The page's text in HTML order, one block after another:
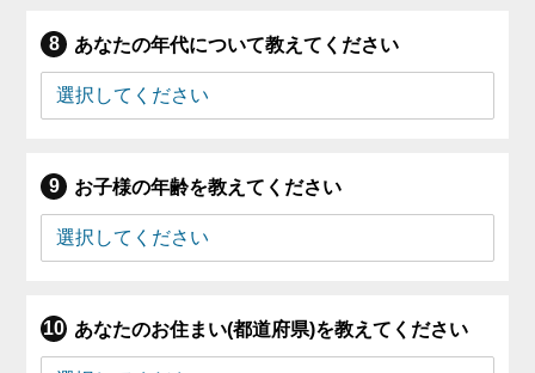
あなたの年代について教えてください
お子様の年齢を教えてください
あなたのお住まい(都道府県)を教えてください